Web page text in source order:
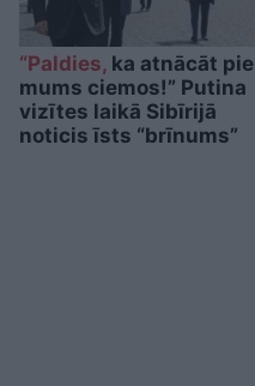
“Paldies, ka atnācāt pie
mums ciemos!” Putina
vizītes laikā Sibīrijā
noticis īsts “brīnums”